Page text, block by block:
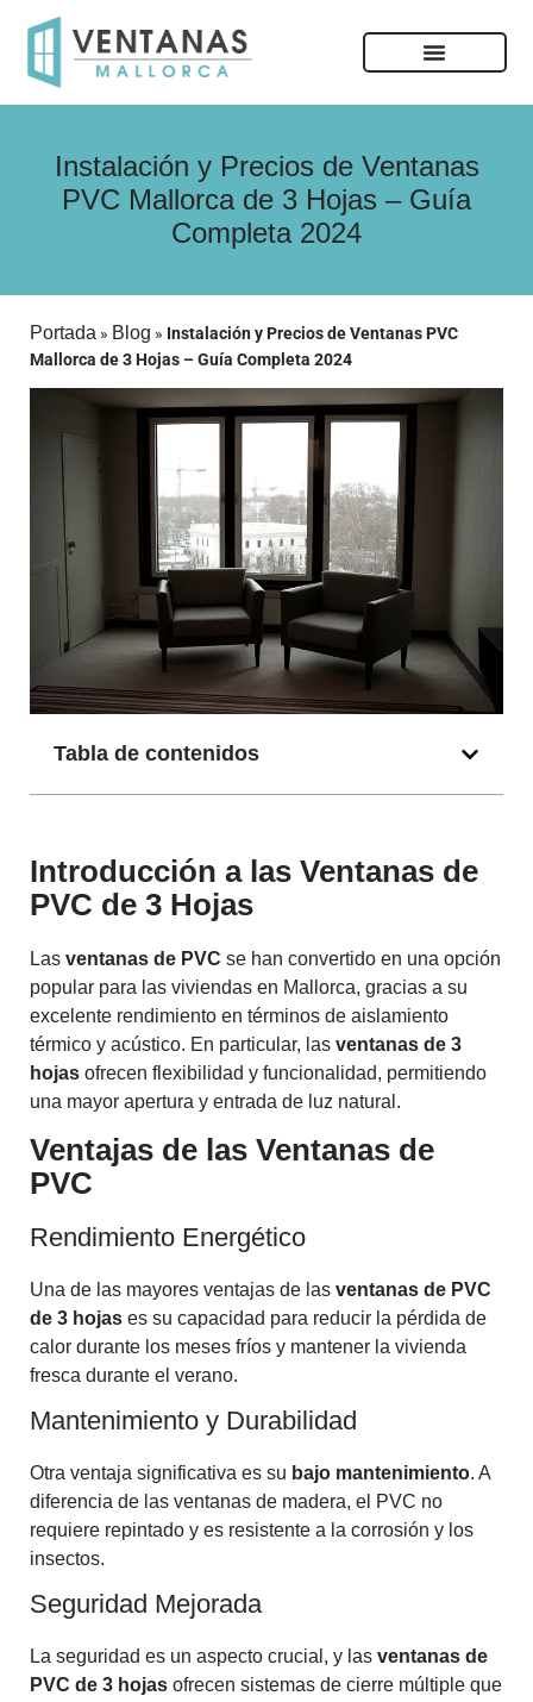
Instalación y Precios de Ventanas
PVC Mallorca de 3 Hojas – Guía
Completa 2024
Portada » Blog » Instalación y Precios de Ventanas PVC
Mallorca de 3 Hojas – Guía Completa 2024
Tabla de contenidos
Introducción a las Ventanas de
PVC de 3 Hojas
Las ventanas de PVC se han convertido en una opción
popular para las viviendas en Mallorca, gracias a su
excelente rendimiento en términos de aislamiento
térmico y acústico. En particular, las ventanas de 3
hojas ofrecen flexibilidad y funcionalidad, permitiendo
una mayor apertura y entrada de luz natural.
Ventajas de las Ventanas de
PVC
Rendimiento Energético
Una de las mayores ventajas de las ventanas de PVC
de 3 hojas es su capacidad para reducir la pérdida de
calor durante los meses fríos y mantener la vivienda
fresca durante el verano.
Mantenimiento y Durabilidad
Otra ventaja significativa es su bajo mantenimiento. A
diferencia de las ventanas de madera, el PVC no
requiere repintado y es resistente a la corrosión y los
insectos.
Seguridad Mejorada
La seguridad es un aspecto crucial, y las ventanas de
PVC de 3 hojas ofrecen sistemas de cierre múltiple que